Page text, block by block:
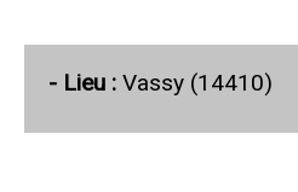
- Lieu : Vassy (14410)